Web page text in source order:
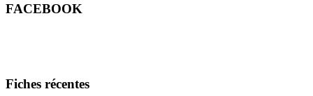
FACEBOOK
Fiches récentes